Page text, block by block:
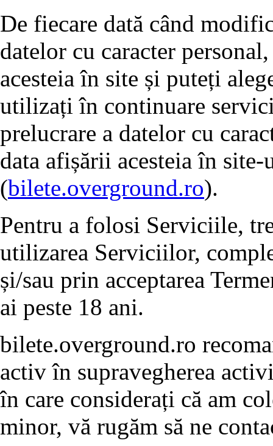
De fiecare dată când
datelor cu caracter
acesteia în site și puteți
utilizați în continuare
prelucrare a datelor cu
data afișării acesteia în
(bilete.overground.ro).
Pentru a folosi Serviciile,
utilizarea Serviciilor,
și/sau prin acceptarea
ai peste 18 ani.
bilete.overground.ro
activ în supravegherea
în care considerați că am
minor, vă rugăm să ne